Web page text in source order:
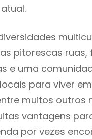
pitorescas ruas,
e uma
para viver
muitos outros
vantagens
por vezes